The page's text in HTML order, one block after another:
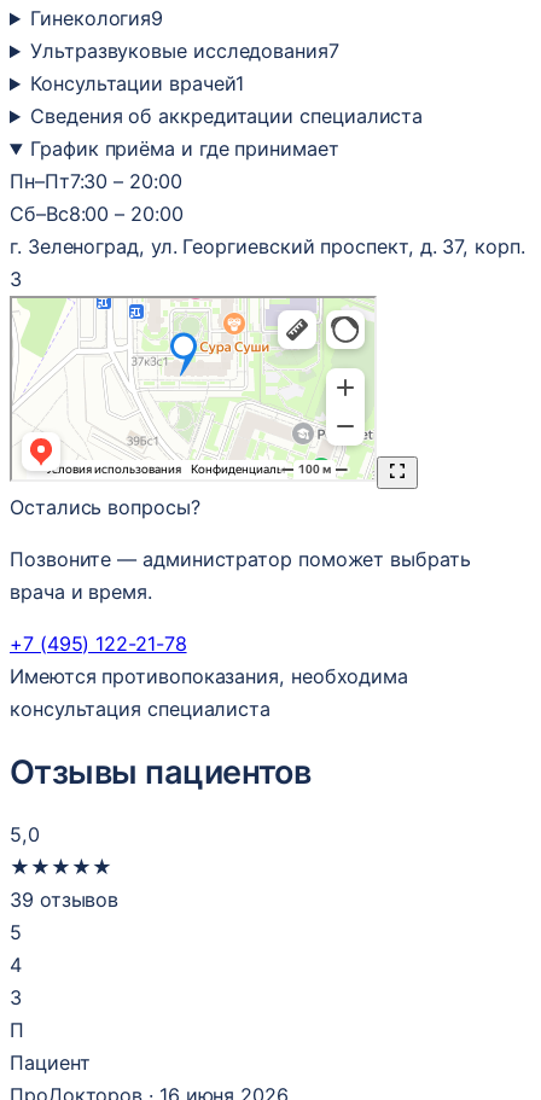
Гинекология9
Ультразвуковые исследования7
Консультации врачей1
Сведения об аккредитации специалиста
График приёма и где принимает
Пн–Пт7:30 – 20:00
Сб–Вс8:00 – 20:00
г. Зеленоград, ул. Георгиевский проспект, д. 37, корп.
3
Остались вопросы?
Позвоните — администратор поможет выбрать
врача и время.
+7 (495) 122-21-78
Имеются противопоказания, необходима
консультация специалиста
Отзывы пациентов
5,0
★ ★ ★ ★ ★
39 отзывов
5
4
3
П
Пациент